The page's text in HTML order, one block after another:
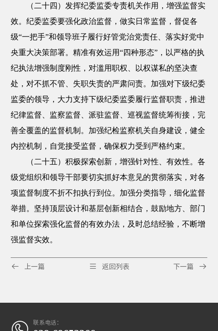
（二十四）发挥纪委监委专责机关作用，增强监督实
效。纪委监委要强化政治监督，做实日常监督，督促各
级“一把手”和领导班子履行好管党治党责任、落实好党中
央重大决策部署。精准有效运用“四种形态”，以严格的执
纪执法增强制度刚性，对滥用职权、以权谋私的坚决查
处，对不抓不管、失职失责的严肃问责。加强对下级纪委
监委的领导，大力支持下级纪委监委履行监督职责，推进
纪律监督、监察监督、派驻监督、巡视监督统筹衔接，完
善全覆盖的监督机制。加强纪检监察机关自身建设，健全
内控机制，自觉接受监督，确保权力受到严格约束。
（二十五）积极探索创新，增强针对性、有效性。各
级党组织和领导干部要切实抓好本意见的贯彻落实，对各
项监督制度不折不扣执行到位。加强分类指导，细化监督
举措。坚持顶层设计和基层创新相结合，鼓励地方、部门
和单位探索强化监督的有效办法，及时总结经验，不断增
强监督实效。
 上一篇  返回列表 下一篇 
联系电话：